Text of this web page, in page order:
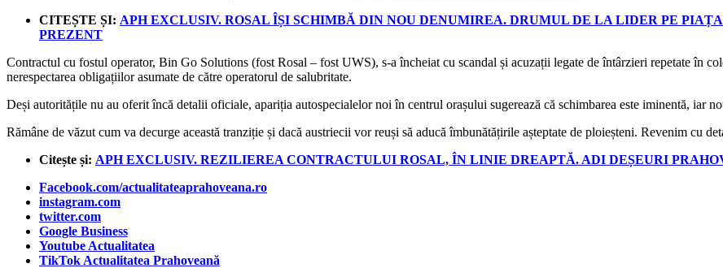
CITEȘTE ȘI: APH EXCLUSIV. ROSAL ÎȘI SCHIMBĂ DIN NOU DENUMIREA. DRUMUL DE LA LIDER PE
PREZENT
Contractul cu fostul operator, Bin Go Solutions (fost Rosal – fost UWS), s-a încheiat cu scandal și acuzații legate de întârzieri repetate în
nerespectarea obligațiilor asumate de către operatorul de salubritate.
Deși autoritățile nu au oferit încă detalii oficiale, apariția autospecialelor noi în centrul orașului sugerează că schimbarea este iminentă, iar
Rămâne de văzut cum va decurge această tranziție și dacă austriecii vor reuși să aducă îmbunătățirile așteptate de ploieșteni. Revenim cu
Citește și: APH EXCLUSIV. REZILIEREA CONTRACTULUI ROSAL, ÎN LINIE DREAPTĂ. ADI DEȘEURI
Facebook.com/actualitateaprahoveana.ro
instagram.com
twitter.com
Google Business
Youtube Actualitatea
TikTok Actualitatea Prahoveană